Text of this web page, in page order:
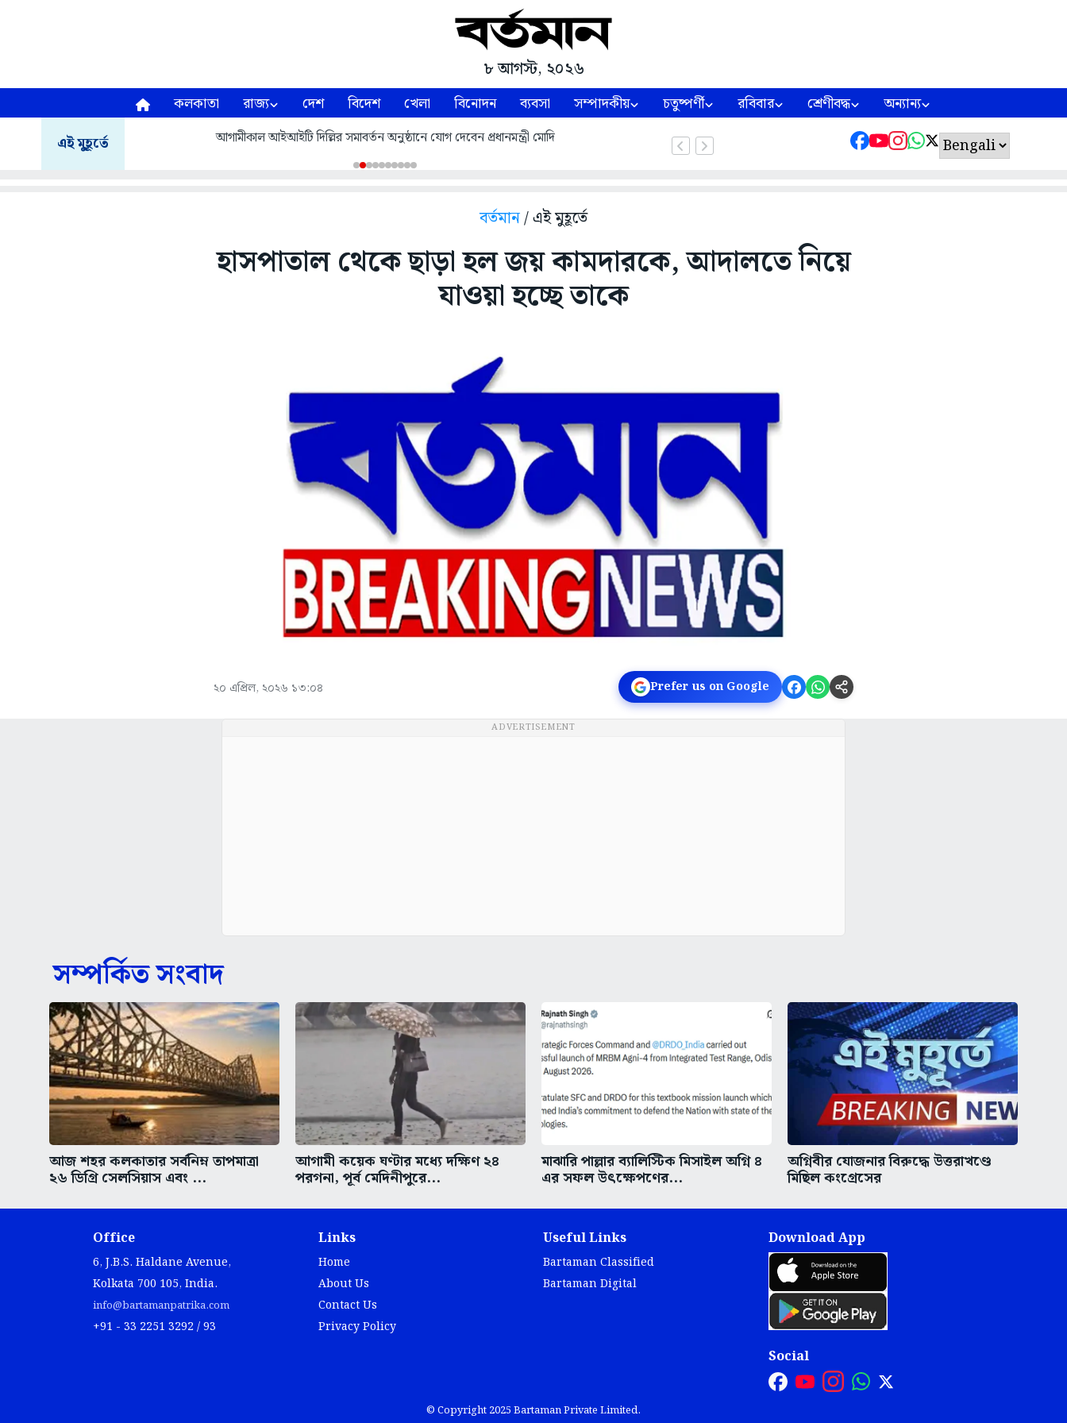
৮ আগস্ট, ২০২৬
কলকাতা রাজ্য দেশ বিদেশ খেলা বিনোদন ব্যবসা সম্পাদকীয় চতুষ্পর্ণী রবিবার শ্রেণীবদ্ধ অন্যান্য
এই মুহূর্তে আগামীকাল আইআইটি দিল্লির সমাবর্তন অনুষ্ঠানে যোগ দেবেন প্রধানমন্ত্রী মোদি
বর্তমান/ এই মুহূর্তে
হাসপাতাল থেকে ছাড়া হল জয় কামদারকে, আদালতে নিয়ে
যাওয়া হচ্ছে তাকে
২০ এপ্রিল, ২০২৬ ১৩:০৪ Prefer us on Google
ADVERTISEMENT
সম্পর্কিত সংবাদ
আজ শহর কলকাতার সর্বনিম্ন তাপমাত্রা
২৬ ডিগ্রি সেলসিয়াস এবং ...
আগামী কয়েক ঘণ্টার মধ্যে দক্ষিণ ২৪
পরগনা, পূর্ব মেদিনীপুরে...
মাঝারি পাল্লার ব্যালিস্টিক মিসাইল অগ্নি ৪
এর সফল উৎক্ষেপণের...
অগ্নিবীর যোজনার বিরুদ্ধে উত্তরাখণ্ডে
মিছিল কংগ্রেসের
Office
6, J.B.S. Haldane Avenue,
Kolkata 700 105, India.
info@bartamanpatrika.com
+91 - 33 2251 3292 / 93
Links
Home
About Us
Contact Us
Privacy Policy
Useful Links
Bartaman Classified
Bartaman Digital
Download App
Social
© Copyright 2025 Bartaman Private Limited.